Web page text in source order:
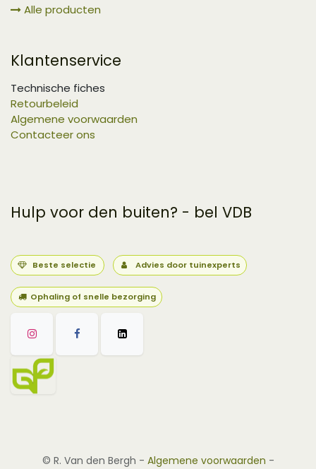
Alle producten
Klantenservice
Technische fiches
Retourbeleid
Algemene voorwaarden
Contacteer ons
Hulp voor den buiten? - bel VDB
Beste selectie Advies door tuinexperts
Ophaling of snelle bezorging
© R. Van den Bergh - Algemene voorwaarden -